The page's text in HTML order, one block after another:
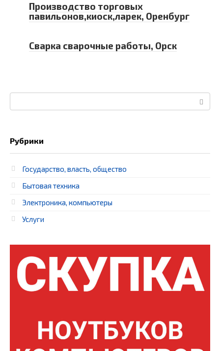
Производство торговых
павильонов,киоск,ларек, Оренбург
Сварка сварочные работы, Орск
Рубрики
Государство, власть, общество
Бытовая техника
Электроника, компьютеры
Услуги